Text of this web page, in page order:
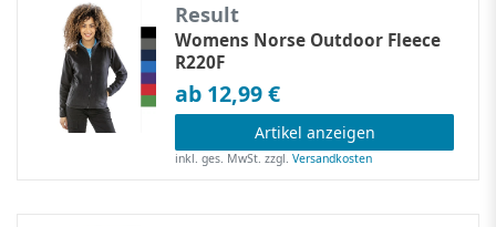
Result
Womens Norse Outdoor Fleece
R220F
ab 12,99 €
Artikel anzeigen
inkl. ges. MwSt. zzgl.Versandkosten